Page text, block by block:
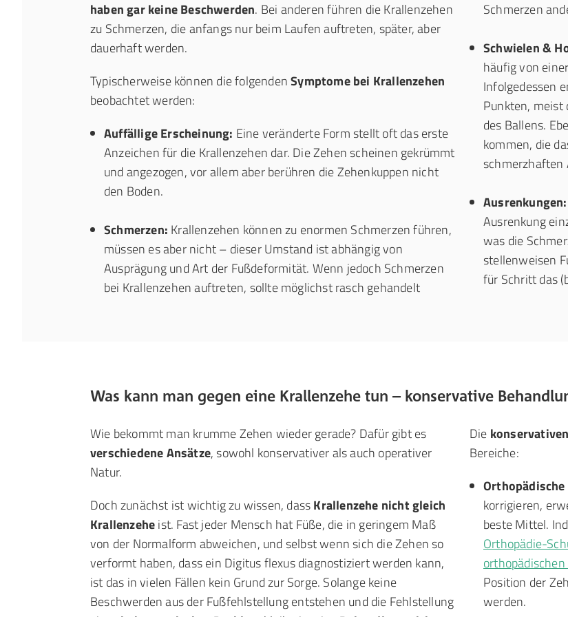
haben gar keine Beschwerden. Bei anderen führen die Krallenzehen
zu Schmerzen, die anfangs nur beim Laufen auftreten, später, aber
dauerhaft werden.
Typischerweise können die folgendenSymptome bei Krallenzehen
beobachtet werden:
Auffällige Erscheinung: Eine veränderte Form stellt oft das erste
Anzeichen für die Krallenzehen dar. Die Zehen scheinen gekrümmt
und angezogen, vor allem aber berühren die Zehenkuppen nicht
den Boden.
Schmerzen: Krallenzehen können zu enormen Schmerzen führen,
müssen es aber nicht – dieser Umstand ist abhängig von
Ausprägung und Art der Fußdeformität. Wenn jedoch Schmerzen
bei Krallenzehen auftreten, sollte möglichst rasch gehandelt
Schmerzen
Schwielen &
häufig von
Infolgedessen
Punkten, meist
des Ballens.
kommen, die
schmerzhaften
Ausrenkungen:
Ausrenkung
was die
stellenweisen
für Schritt das
Was kann man gegen eine Krallenzehe tun – konservative
Wie bekommt man krumme Zehen wieder gerade? Dafür gibt es
verschiedene Ansätze, sowohl konservativer als auch operativer
Natur.
Doch zunächst ist wichtig zu wissen, dassKrallenzehe nicht gleich
Krallenzeheist. Fast jeder Mensch hat Füße, die in geringem Maß
von der Normalform abweichen, und selbst wenn sich die Zehen so
verformt haben, dass ein Digitus flexus diagnostiziert werden kann,
ist das in vielen Fällen kein Grund zur Sorge. Solange keine
Beschwerden aus der Fußfehlstellung entstehen und die Fehlstellung
Die
Bereiche:
korrigieren,
beste Mittel.
Orthopädie-
Position der
werden.